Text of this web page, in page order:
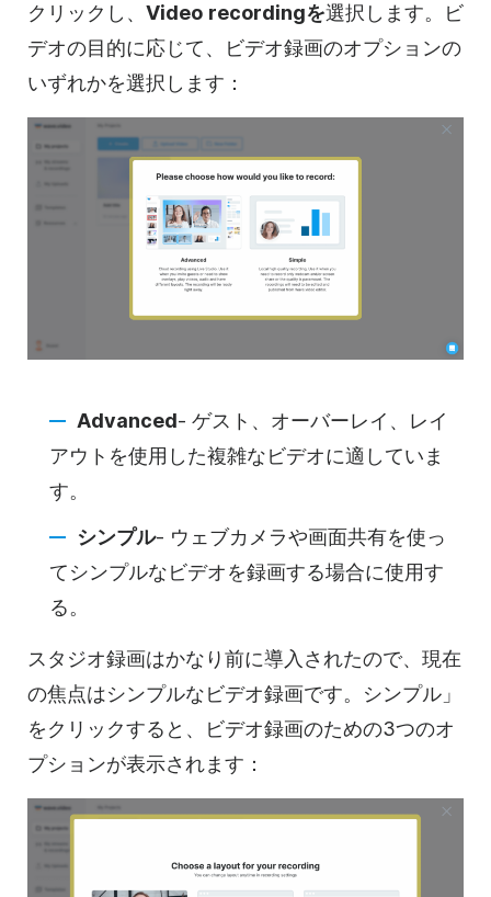
クリックし、 Video recordingを選択します。ビ
デオの目的に応じて、ビデオ録画のオプションの
いずれかを選択します：
Advanced- ゲスト、オーバーレイ、レイ
アウトを使用した複雑なビデオに適していま
す。
シンプル- ウェブカメラや画面共有を使っ
てシンプルなビデオを録画する場合に使用す
る。
スタジオ録画はかなり前に導入されたので、現在
の焦点はシンプルなビデオ録画です。シンプル」
をクリックすると、ビデオ録画のための3つのオ
プションが表示されます：